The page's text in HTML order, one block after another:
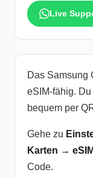
Das Samsung
eSIM-fähig.
bequem per
Gehe zu
Karten →
Code.
Live